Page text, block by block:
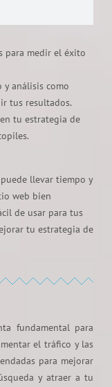
para medir el éxito
análisis como
tus resultados.
tu estrategia de
llevar tiempo y
web bien
de usar para tus
tu estrategia de
fundamental para
el tráfico y las
para mejorar
y atraer a tu